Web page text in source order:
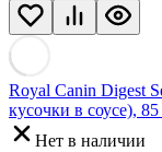
Royal Canin Digest
кусочки в соусе), 85
Нет в наличии